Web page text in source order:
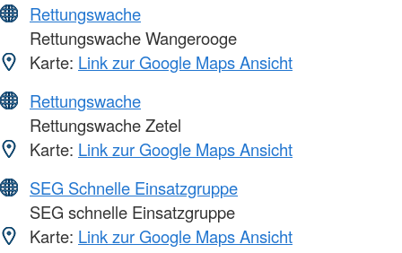
Rettungswache
Rettungswache Wangerooge
Karte: Link zur Google Maps Ansicht
Rettungswache
Rettungswache Zetel
Karte: Link zur Google Maps Ansicht
SEG Schnelle Einsatzgruppe
SEG schnelle Einsatzgruppe
Karte: Link zur Google Maps Ansicht